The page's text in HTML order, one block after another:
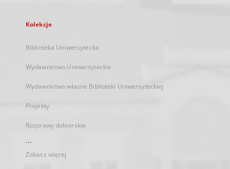
Kolekcje
Biblioteka Uniwersytecka
Wydawnictwo Uniwersyteckie
Wydawnictwa własne Biblioteki Uniwersyteckiej
Projekty
Rozprawy doktorskie
...
Zobacz więcej